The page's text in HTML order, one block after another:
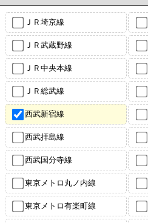
ＪＲ埼京線
ＪＲ武蔵野線
ＪＲ中央本線
ＪＲ総武線
西武新宿線
西武拝島線
西武国分寺線
東京メトロ丸ノ内線
東京メトロ有楽町線